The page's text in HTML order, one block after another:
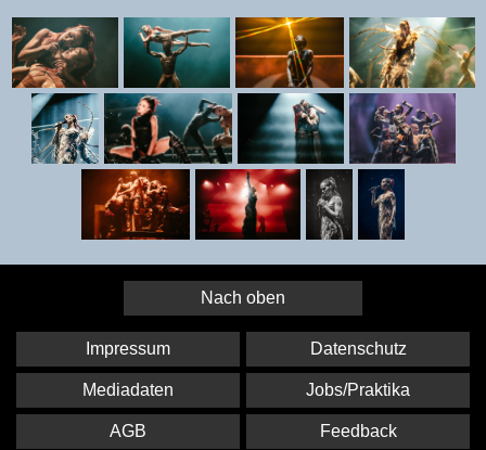
Nach oben
Impressum Datenschutz
Mediadaten Jobs/Praktika
AGB Feedback